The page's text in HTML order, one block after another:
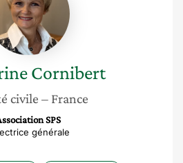
Cornibert
civile – France
SPS
générale